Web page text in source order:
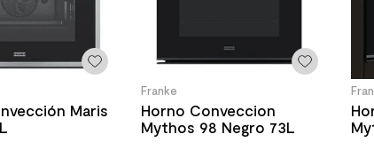
Maris
Franke
Horno Conveccion
Mythos 98 Negro 73L